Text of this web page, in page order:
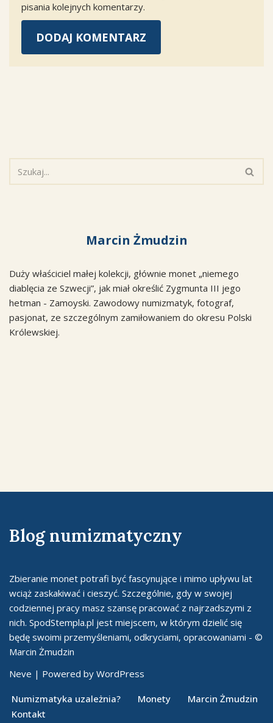
pisania kolejnych komentarzy.
Marcin Żmudzin
Duży właściciel małej kolekcji, głównie monet „niemego
diablęcia ze Szwecji”, jak miał określić Zygmunta III jego
hetman - Zamoyski. Zawodowy numizmatyk, fotograf,
pasjonat, ze szczególnym zamiłowaniem do okresu Polski
Królewskiej.
Blog numizmatyczny
Zbieranie monet potrafi być fascynujące i mimo upływu lat
wciąż zaskakiwać i cieszyć. Szczególnie, gdy w swojej
codziennej pracy masz szansę pracować z najrzadszymi z
nich. SpodStempla.pl jest miejscem, w którym dzielić się
będę swoimi przemyśleniami, odkryciami, opracowaniami - ©
Marcin Żmudzin
Neve | Powered by WordPress
Numizmatyka uzależnia? Monety
Marcin Żmudzin
Kontakt